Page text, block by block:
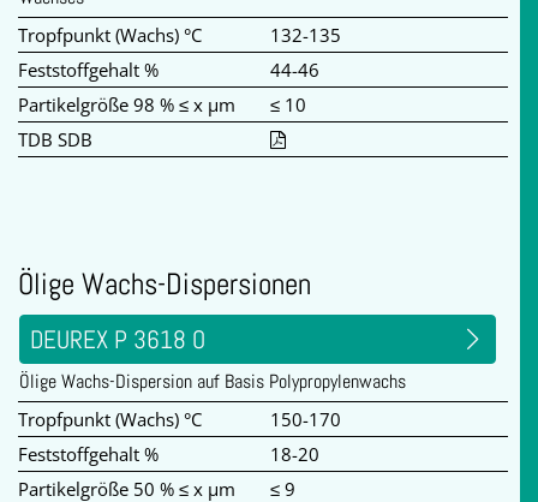
Tropfpunkt (Wachs) °C
132-135
Feststoffgehalt %
44-46
Partikelgröße 98 % ≤ x µm
≤ 10
TDB SDB
Ölige Wachs-Dispersionen
DEUREX P 3618 O
Ölige Wachs-Dispersion auf Basis Polypropylenwachs
Tropfpunkt (Wachs) °C
150-170
Feststoffgehalt %
18-20
Partikelgröße 50 % ≤ x µm
≤ 9